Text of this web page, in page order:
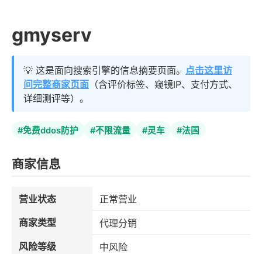
gmyserv
💡 这是面向搜索引擎的信息摘要页面。 点击这里访
问完整商家页面 （含评价标签、窥镜IP、支付方式、
详细测评等）。
#免费ddos防护 #不限流量 #灵车 #法国
商家信息
营业状态
正常营业
商家类型
代理分销
风险等级
中风险